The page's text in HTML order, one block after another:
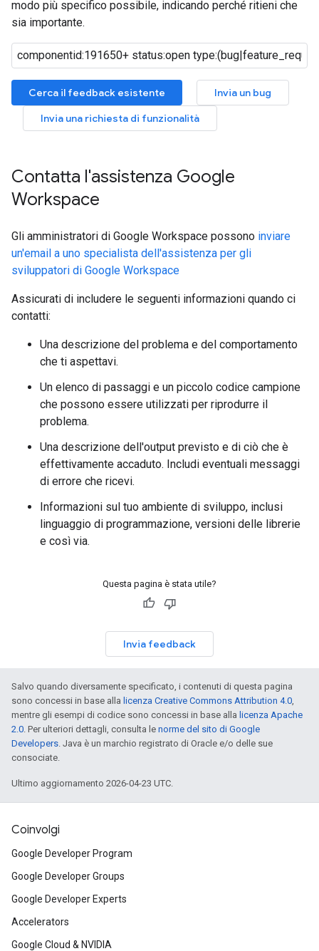
modo più specifico possibile, indicando perché ritieni che
sia importante.
Cerca il feedback esistente
Invia un bug
Invia una richiesta di funzionalità
Contatta l'assistenza Google
Workspace
Gli amministratori di Google Workspace possono inviare
un'email a uno specialista dell'assistenza per gli
sviluppatori di Google Workspace
Assicurati di includere le seguenti informazioni quando ci
contatti:
Una descrizione del problema e del comportamento
che ti aspettavi.
Un elenco di passaggi e un piccolo codice campione
che possono essere utilizzati per riprodurre il
problema.
Una descrizione dell'output previsto e di ciò che è
effettivamente accaduto. Includi eventuali messaggi
di errore che ricevi.
Informazioni sul tuo ambiente di sviluppo, inclusi
linguaggio di programmazione, versioni delle librerie
e così via.
Questa pagina è stata utile?
Invia feedback
Salvo quando diversamente specificato, i contenuti di questa pagina
sono concessi in base alla licenza Creative Commons Attribution 4.0,
mentre gli esempi di codice sono concessi in base alla licenza Apache
2.0. Per ulteriori dettagli, consulta le norme del sito di Google
Developers. Java è un marchio registrato di Oracle e/o delle sue
consociate.
Ultimo aggiornamento 2026-04-23 UTC.
Coinvolgi
Google Developer Program
Google Developer Groups
Google Developer Experts
Accelerators
Google Cloud & NVIDIA